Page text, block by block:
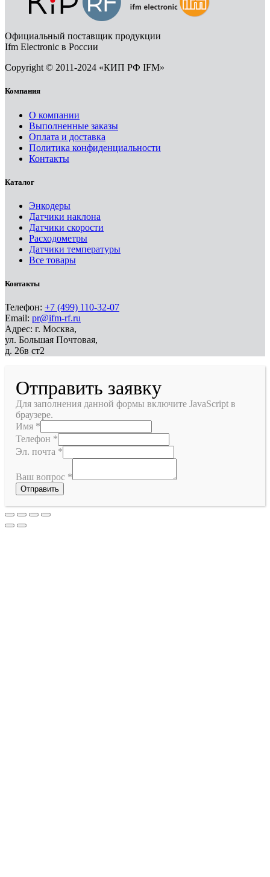
Официальный поставщик продукции
Ifm Electronic в России
Copyright © 2011-2024 «КИП РФ IFM»
Компания
О компании
Выполненные заказы
Оплата и доставка
Политика конфиденциальности
Контакты
Каталог
Энкодеры
Датчики наклона
Датчики скорости
Расходометры
Датчики температуры
Все товары
Контакты
Телефон: +7 (499) 110-32-07
Email: pr@ifm-rf.ru
Адрес: г. Москва,
ул. Большая Почтовая,
д. 26в ст2
Отправить заявку
Для заполнения данной формы включите JavaScript в
браузере.
Имя *
Телефон *
Эл. почта *
Ваш вопрос *
Отправить